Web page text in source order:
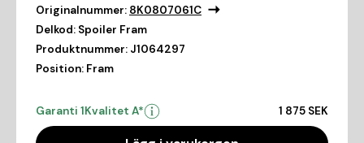
Originalnummer: 8K0807061C
Delkod: Spoiler Fram
Produktnummer: J1064297
Position: Fram
Garanti 1Kvalitet A* 1 875 SEK